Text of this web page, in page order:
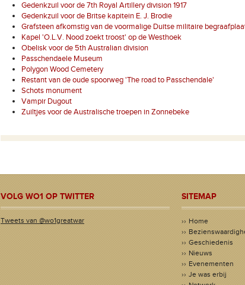
Gedenkzuil voor de 7th Royal Artillery division 1917
Gedenkzuil voor de Britse kapitein E. J. Brodie
Grafsteen afkomstig van de voormalige Duitse militaire
Kapel 'O.L.V. Nood zoekt troost' op de Westhoek
Obelisk voor de 5th Australian division
Passchendaele Museum
Polygon Wood Cemetery
Restant van de oude spoorweg 'The road to Passchendale'
Schots monument
Vampir Dugout
Zuiltjes voor de Australische troepen in Zonnebeke
VOLG WO1 OP TWITTER
Tweets van @wo1greatwar
SITEMAP
Home
Geschiedenis
Nieuws
Evenementen
Je was erbij